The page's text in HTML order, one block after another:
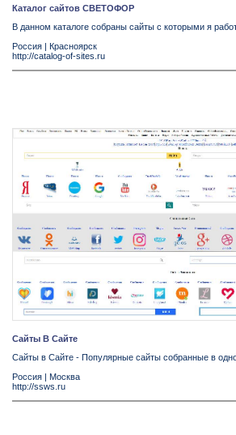
Каталог сайтов СВЕТОФОР
В данном каталоге собраны сайты с которыми я
Россия | Красноярск
http://catalog-of-sites.ru
Сайты В Сайте
Сайты в Сайте - Популярные сайты собранные в
Россия | Москва
http://ssws.ru